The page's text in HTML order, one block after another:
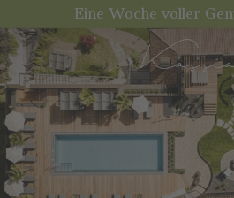
Eine Woche voller